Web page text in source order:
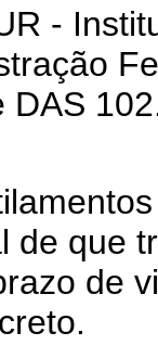
DAS
de que
de